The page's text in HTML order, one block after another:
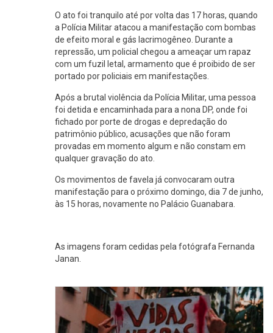
O ato foi tranquilo até por volta das 17 horas, quando
a Polícia Militar atacou a manifestação com bombas
de efeito moral e gás lacrimogêneo. Durante a
repressão, um policial chegou a ameaçar um rapaz
com um fuzil letal, armamento que é proibido de ser
portado por policiais em manifestações.
Após a brutal violência da Polícia Militar, uma pessoa
foi detida e encaminhada para a nona DP, onde foi
fichado por porte de drogas e depredação do
patrimônio público, acusações que não foram
provadas em momento algum e não constam em
qualquer gravação do ato.
Os movimentos de favela já convocaram outra
manifestação para o próximo domingo, dia 7 de junho,
às 15 horas, novamente no Palácio Guanabara.
As imagens foram cedidas pela fotógrafa Fernanda
Janan.